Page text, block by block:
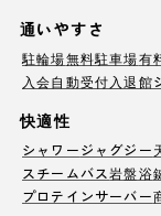
通いやすさ
駐輪場無料駐車場有
入会自動受付 入退館
快適性
シャワージャグジー
スチームバス岩盤浴
プロテインサーバー